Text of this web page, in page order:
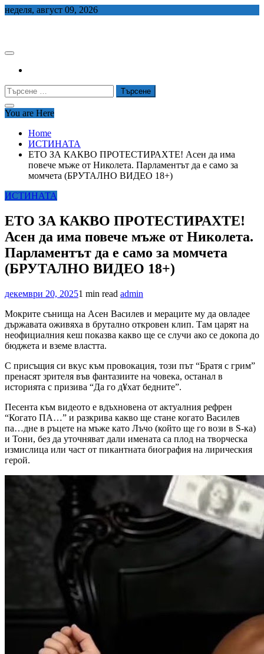
Skip
неделя, август 09, 2026
Търсене
за:
You are Here
Home
ИСТИНАТА
ЕТО ЗА КАКВО ПРОТЕСТИРАХТЕ! Асен да има
повече мъже от Николета. Парламентът да е само за
момчета (БРУТАЛНО ВИДЕО 18+)
ИСТИНАТА
ЕТО ЗА КАКВО ПРОТЕСТИРАХТЕ!
Асен да има повече мъже от Николета.
Парламентът да е само за момчета
(БРУТАЛНО ВИДЕО 18+)
декември 20, 20251 min read admin
Мокрите сънища на Асен Василев и мераците му да овладее
държавата оживяха в брутално откровен клип. Там царят на
неофициалния кеш показва какво ще се случи ако се докопа до
бюджета и вземе властта.
С присъщия си вкус към провокация, този път “Братя с грим”
пренасят зрителя във фантазиите на човека, останал в
историята с призива “Да го д¥хат бедните”.
Песента към видеото е вдъхновена от актуалния рефрен
“Когато ПА…” и разкрива какво ще стане когато Василев
па…дне в ръцете на мъже като Лъчо (който ще го вози в S-ка)
и Тони, без да уточняват дали имената са плод на творческа
измислица или част от пикантната биография на лирическия
герой.